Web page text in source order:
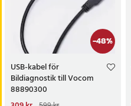
-48%
USB-kabel för
Bildiagnostik till Vocom
88890300